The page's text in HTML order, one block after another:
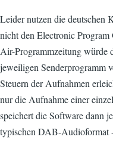
Leider nutzen die deutschen
nicht den Electronic
Air-Programmzeitung würde
jeweiligen Senderprogramm
Steuern der Aufnahmen
nur die Aufnahme einer
speichert die Software dann
typischen DAB-Audioformat